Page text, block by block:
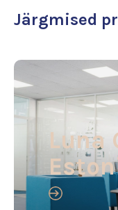
Järgmised
Luna